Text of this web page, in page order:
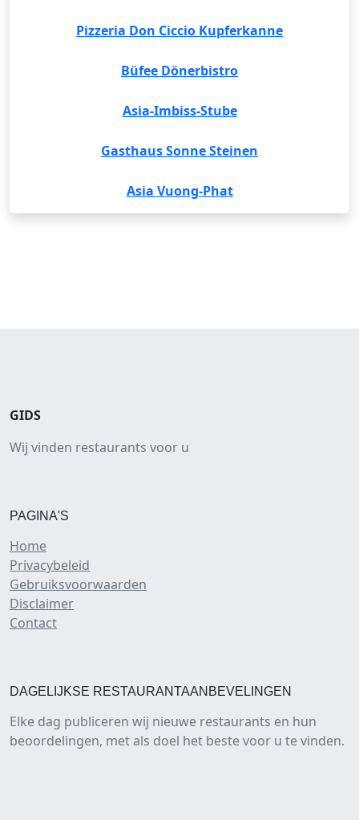
Pizzeria Don Ciccio Kupferkanne
Büfee Dönerbistro
Asia-Imbiss-Stube
Gasthaus Sonne Steinen
Asia Vuong-Phat
GIDS
Wij vinden restaurants voor u
PAGINA'S
Home
Privacybeleid
Gebruiksvoorwaarden
Disclaimer
Contact
DAGELIJKSE RESTAURANTAANBEVELINGEN
Elke dag publiceren wij nieuwe restaurants en hun
beoordelingen, met als doel het beste voor u te vinden.